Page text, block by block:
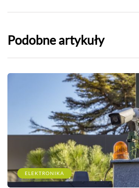
Podobne artykuły
ELEKTRONIKA